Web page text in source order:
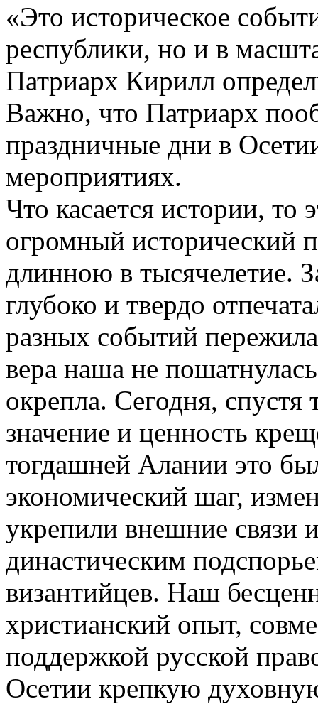
«Это историческое
республики, но и в
Патриарх Кирилл
Важно, что Патриарх
праздничные дни в
мероприятиях.
Что касается истории, то
огромный исторический
длинною в тысячелетие.
глубоко и твердо
разных событий
вера наша не
окрепла. Сегодня, спустя
значение и ценность
тогдашней Алании это
экономический шаг,
укрепили внешние связи
династическим
византийцев. Наш
христианский опыт,
поддержкой русской
Осетии крепкую